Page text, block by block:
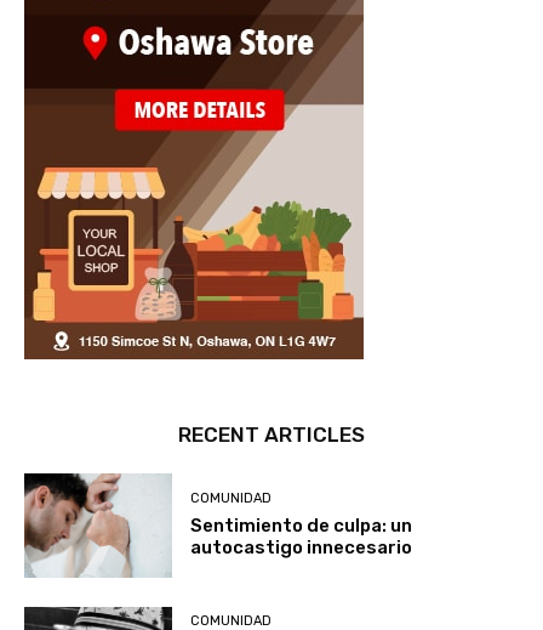
RECENT ARTICLES
COMUNIDAD
Sentimiento de culpa: un
autocastigo innecesario
COMUNIDAD